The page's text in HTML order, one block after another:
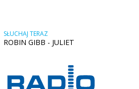
SŁUCHAJ TERAZ
ROBIN GIBB - JULIET